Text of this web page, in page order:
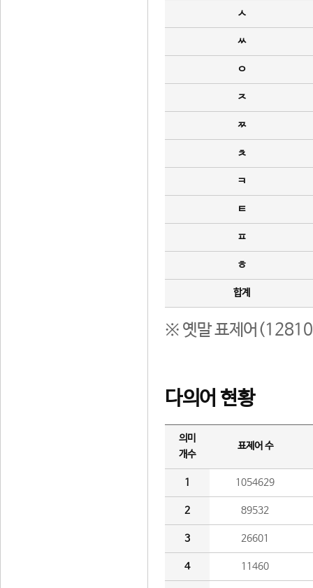
ㅅ
ㅆ
ㅇ
ㅈ
ㅉ
ㅊ
ㅋ
ㅌ
ㅍ
ㅎ
합계
※ 옛말 표제어(12810
다의어 현황
의미
개수
표제어 수
1 1054629
2 89532
3 26601
4 11460